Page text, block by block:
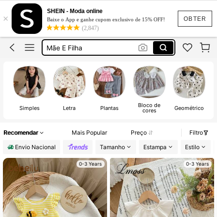
OBTER
×
SHEIN - Moda online
Baixe o App e ganhe cupom exclusivo de 15% OFF!
(2,847)
Cozy Pixies
Cozy Pixies Menina
Mãe E Filha
Milon
Cozy Pixies
Simples Letra Plantas Bloco de
cores Geométrico
Recomendar Mais Popular Preço
Filtro
Envio Nacional
Tamanho Estampa Estilo
0-3 Years 0-3 Years